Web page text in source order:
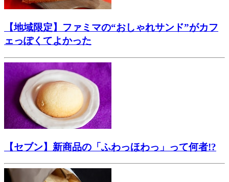
【地域限定】ファミマの“おしゃれサンド”がカフ
ェっぽくてよかった
【セブン】新商品の「ふわっほわっ」って何者!?